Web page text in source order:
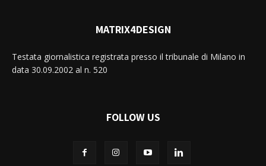
MATRIX4DESIGN
Testata giornalistica registrata presso il tribunale di Milano in
data 30.09.2002 al n. 520
FOLLOW US